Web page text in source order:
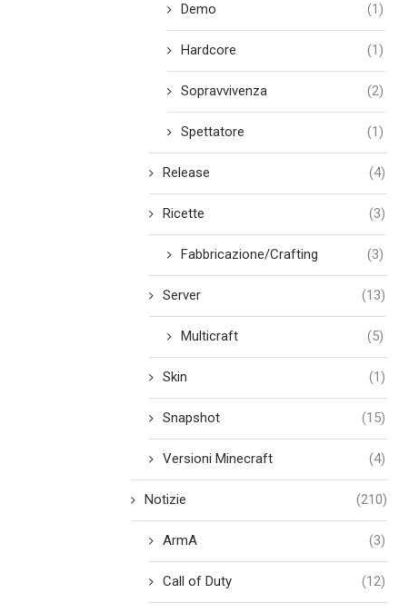
Demo (1)
Hardcore (1)
Sopravvivenza (2)
Spettatore (1)
Release (4)
Ricette (3)
Fabbricazione/Crafting (3)
Server (13)
Multicraft (5)
Skin (1)
Snapshot (15)
Versioni Minecraft (4)
Notizie (210)
ArmA (3)
Call of Duty (12)